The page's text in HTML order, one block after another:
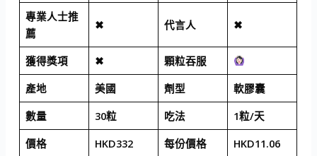
專業人士推
薦
✖ 代言人 ✖
獲得獎項 ✖
顆粒吞服
產地
美國 劑型
軟膠囊
數量
30粒 吃法
1粒/天
價格
HKD332 每份價格 HKD11.06